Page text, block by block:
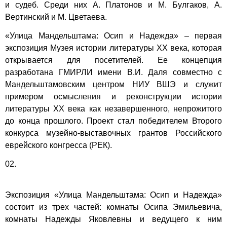
и судеб. Среди них А. Платонов и М. Булгаков, А.
Вертинский и М. Цветаева.
«Улица Мандельштама: Осип и Надежда» – первая
экспозиция Музея истории литературы XX века, которая
открывается для посетителей. Ее концепция
разработана ГМИРЛИ имени В.И. Даля совместно с
Мандельштамовским центром НИУ ВШЭ и служит
примером осмысления и реконструкции истории
литературы XX века как незавершенного, непрожитого
до конца прошлого. Проект стал победителем Второго
конкурса музейно-выставочных грантов Российского
еврейского конгресса (РЕК).
02.
Экспозиция «Улица Мандельштама: Осип и Надежда»
состоит из трех частей: комнаты Осипа Эмильевича,
комнаты Надежды Яковлевны и ведущего к ним